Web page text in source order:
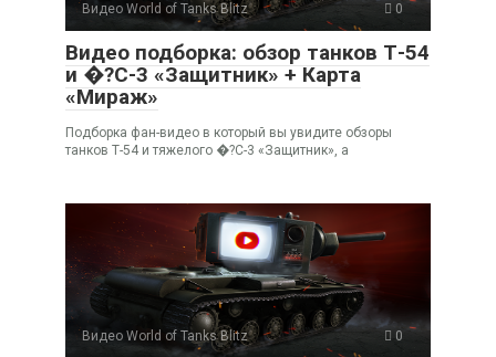
Видео World of Tanks Blitz 0
Видео подборка: обзор танков Т-54
и �?С-3 «Защитник» + Карта
«Мираж»
Подборка фан-видео в который вы увидите обзоры
танков Т-54 и тяжелого �?С-3 «Защитник», а
Видео World of Tanks Blitz 0